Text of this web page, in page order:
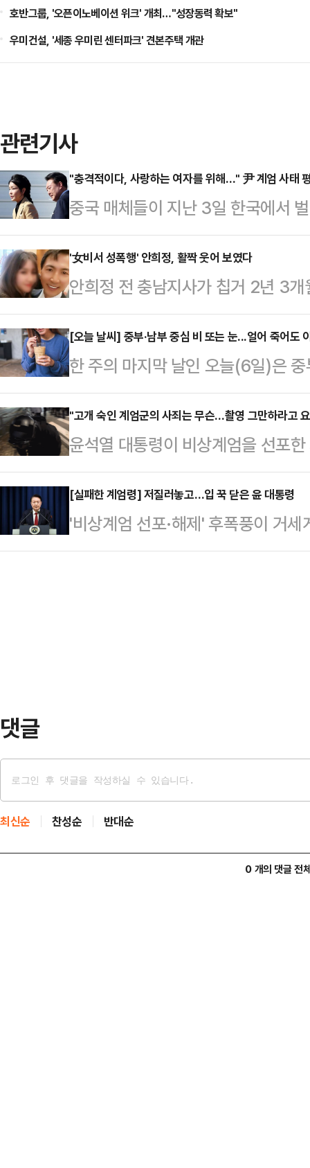
호반그룹, '오픈이노베이션 위크' 개최…"성장동력 확보"
우미건설, '세종 우미린 센터파크' 견본주택 개관
관련기사
"충격적이다, 사랑하는 여자를 위해…" 尹 계엄 사태
중국 매체들이 지난 3일 한국에서
령의 부인 김건희 여사가 있다는 분
TV(CCTV), 영자지 글로벌타임스,
한국의 계엄령 사태를 긴급히 보도
등을 생중계하고, 해당 보도 영상
등에서 매체별로 수십 만건의 조회
화통신은 4일 '서울의 겨울: 윤석열
를 통해 계엄령…
'女비서 성폭행' 안희정, 활짝 웃어 보였다
안희정 전 충남지사가 칩거 2년 3
난 2일 서울 강서구의 한 호텔에서
함께 참석했다.안 전 지사의 아들이
려졌다. 팬클럽은 "안 전 지사 아들
을 위해 올린다. 오랜만에 지사님
전 지사는 충남지사 재임 시절인
비서였던 김지은 씨를 상대로 여러
등…
[오늘 날씨] 중부·남부 중심 비 또는 눈...얼어 죽어도
한 주의 마지막 날인 오늘(6일)은
예보됐다.기상청에 따르면 전국에
맑아질 것으로 예상된다. 또, 경북
만의 빗방울이 떨어지거나 0.1㎝
상 강수량은 ▲서울·인천·경기·
▲대전·세종·충남·충북 5㎜ 내
내외 ▲울릉도·독도 5㎜ 내외 ▲
▲경기북동부 1㎝ 미만 ▲강원영…
"고개 숙인 계엄군의 사죄는 무슨…촬영 그만하라고
윤석열 대통령이 비상계엄을 선포
장 계엄군 청년이 시민에게 고개 숙
이 나오고 있다.허재현 리포액트
리를 굽히고 고개를 숙인 한 계엄군
회 앞으로 몰려온 시민들에게 허리
[실패한 계엄령] 저질러놓고…입 꾹 닫은 윤 대통령
'비상계엄 선포·해제' 후폭풍이 거
침묵을 지키고 있다. 윤 대통령은
댓글
최신순 찬성순 반대순
0 개의 댓글 전